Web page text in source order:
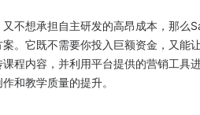
不想承担自主研发的高昂成本，那么
。它既不需要你投入巨额资金，又能
程内容，并利用平台提供的营销工具
和教学质量的提升。